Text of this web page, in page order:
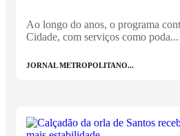
Ao longo do anos, o programa
Cidade, com serviços como poda...
JORNAL METROPOLITANO...